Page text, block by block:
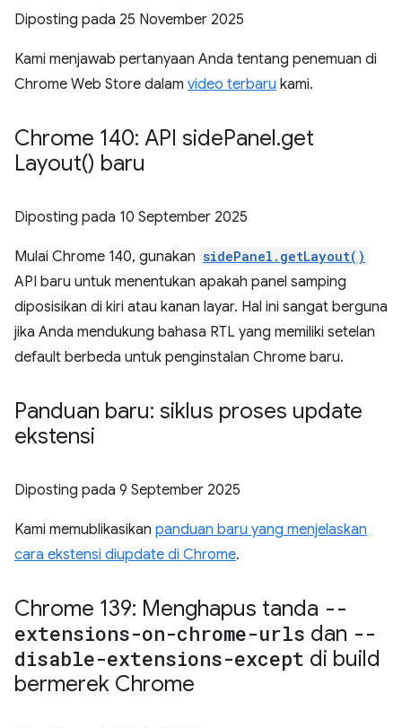
Diposting pada 25 November 2025
Kami menjawab pertanyaan Anda tentang penemuan di
Chrome Web Store dalam video terbaru kami.
Chrome 140: API sidePanel.get
Layout() baru
Diposting pada 10 September 2025
Mulai Chrome 140, gunakan sidePanel.getLayout()
API baru untuk menentukan apakah panel samping
diposisikan di kiri atau kanan layar. Hal ini sangat berguna
jika Anda mendukung bahasa RTL yang memiliki setelan
default berbeda untuk penginstalan Chrome baru.
Panduan baru: siklus proses update
ekstensi
Diposting pada 9 September 2025
Kami memublikasikan panduan baru yang menjelaskan
cara ekstensi diupdate di Chrome.
Chrome 139: Menghapus tanda --
extensions-on-chrome-urls dan --
disable-extensions-except di build
bermerek Chrome